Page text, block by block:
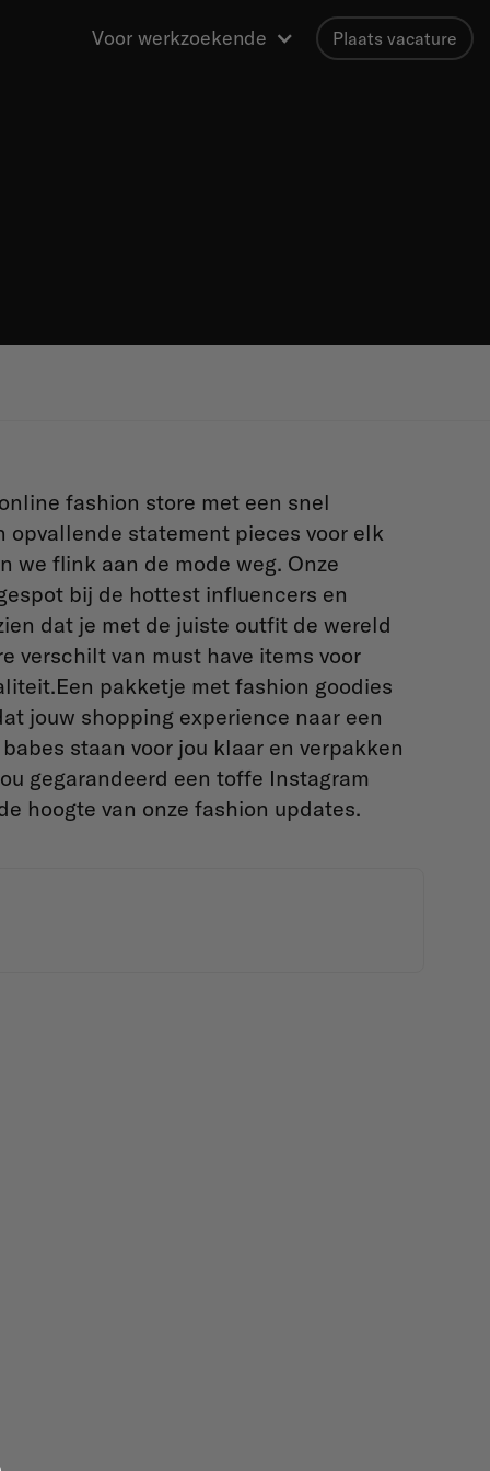
Voor werkzoekende Plaats vacature
fashion store met een snel
statement pieces voor elk
we flink aan de mode weg. Onze
bij de hottest influencers en
dat je met de juiste outfit de wereld
verschilt van must have items voor
pakketje met fashion goodies
jouw shopping experience naar een
staan voor jou klaar en verpakken
gegarandeerd een toffe Instagram
hoogte van onze fashion updates.